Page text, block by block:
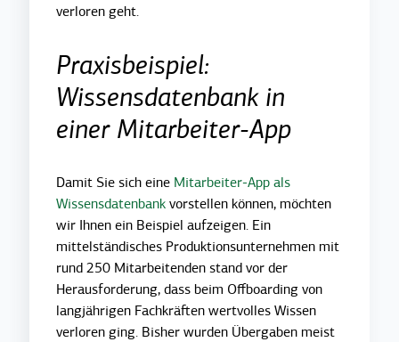
verloren geht.
Praxisbeispiel:
Wissensdatenbank in
einer Mitarbeiter-App
Damit Sie sich eine Mitarbeiter-App als
Wissensdatenbank vorstellen können, möchten
wir Ihnen ein Beispiel aufzeigen. Ein
mittelständisches Produktionsunternehmen mit
rund 250 Mitarbeitenden stand vor der
Herausforderung, dass beim Offboarding von
langjährigen Fachkräften wertvolles Wissen
verloren ging. Bisher wurden Übergaben meist